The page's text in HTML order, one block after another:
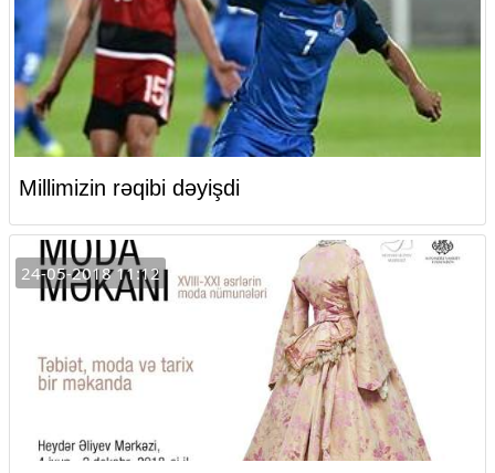
Millimizin rəqibi dəyişdi
24-05-2018 11:12